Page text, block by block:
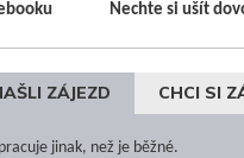
Nechte si ušít
ZÁJEZD CHCI SI
jinak, než je běžné.